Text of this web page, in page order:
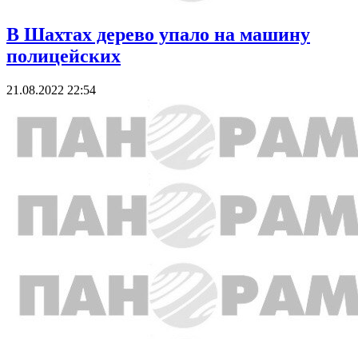
В Шахтах дерево упало на машину
полицейских
21.08.2022 22:54